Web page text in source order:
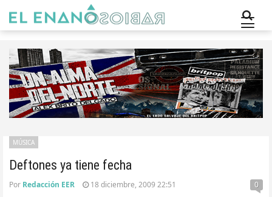
Deftones ya tiene fecha
MÚSICA
Por Redacción EER 18 diciembre, 2009 22:51 0